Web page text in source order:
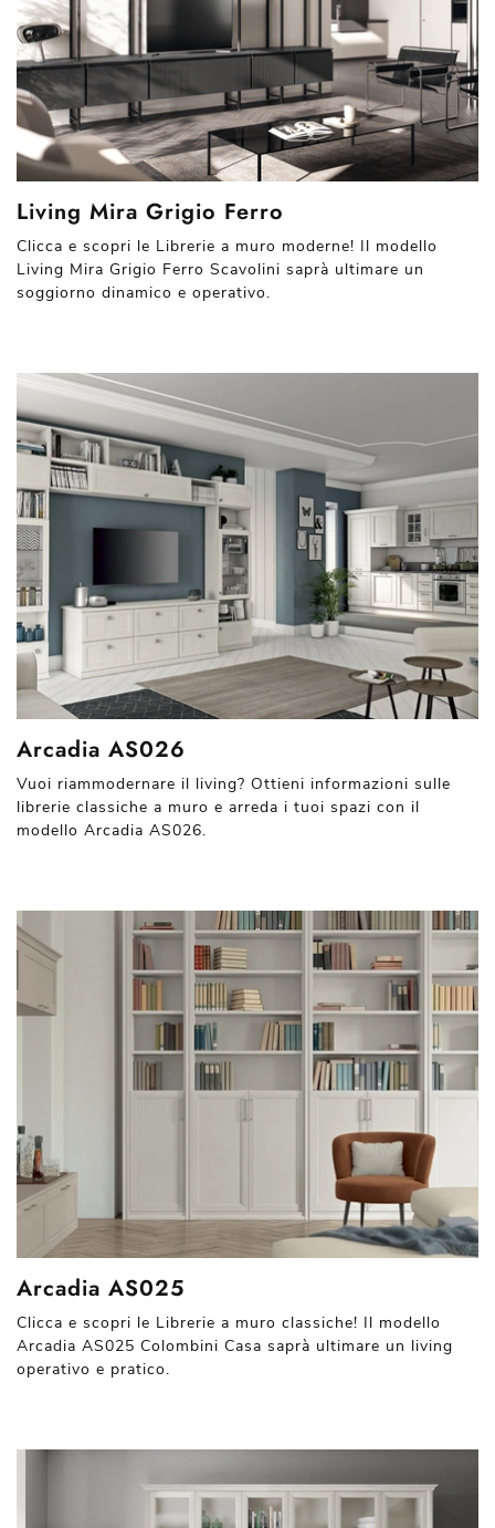
Living Mira Grigio Ferro
Clicca e scopri le Librerie a muro moderne! Il modello
Living Mira Grigio Ferro Scavolini saprà ultimare un
soggiorno dinamico e operativo.
Arcadia AS026
Vuoi riammodernare il living? Ottieni informazioni sulle
librerie classiche a muro e arreda i tuoi spazi con il
modello Arcadia AS026.
Arcadia AS025
Clicca e scopri le Librerie a muro classiche! Il modello
Arcadia AS025 Colombini Casa saprà ultimare un living
operativo e pratico.